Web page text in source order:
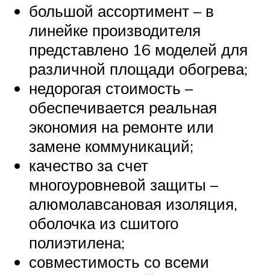
большой ассортимент – в
линейке производителя
представлено 16 моделей для
различной площади обогрева;
недорогая стоимость –
обеспечивается реальная
экономия на ремонте или
замене коммуникаций;
качество за счет
многоуровневой защиты –
алюмолавсановая изоляция,
оболочка из сшитого
полиэтилена;
совместимость со всеми